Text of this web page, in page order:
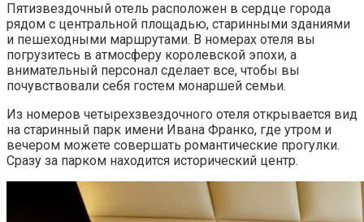
Пятизвездочный отель расположен в сердце города
рядом с центральной площадью, старинными зданиями
и пешеходными маршрутами. В номерах отеля вы
погрузитесь в атмосферу королевской эпохи, а
внимательный персонал сделает все, чтобы вы
почувствовали себя гостем монаршей семьи.
Из номеров четырехзвездочного отеля открывается вид
на старинный парк имени Ивана Франко, где утром и
вечером можете совершать романтические прогулки.
Сразу за парком находится исторический центр.